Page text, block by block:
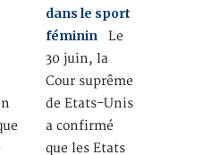
dans le sport
féminin Le
30 juin, la
Cour suprême
de Etats-Unis
a confirmé
que les Etats